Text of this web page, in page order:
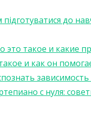
підготуватися до
это такое и какие
и как он
с нуля: